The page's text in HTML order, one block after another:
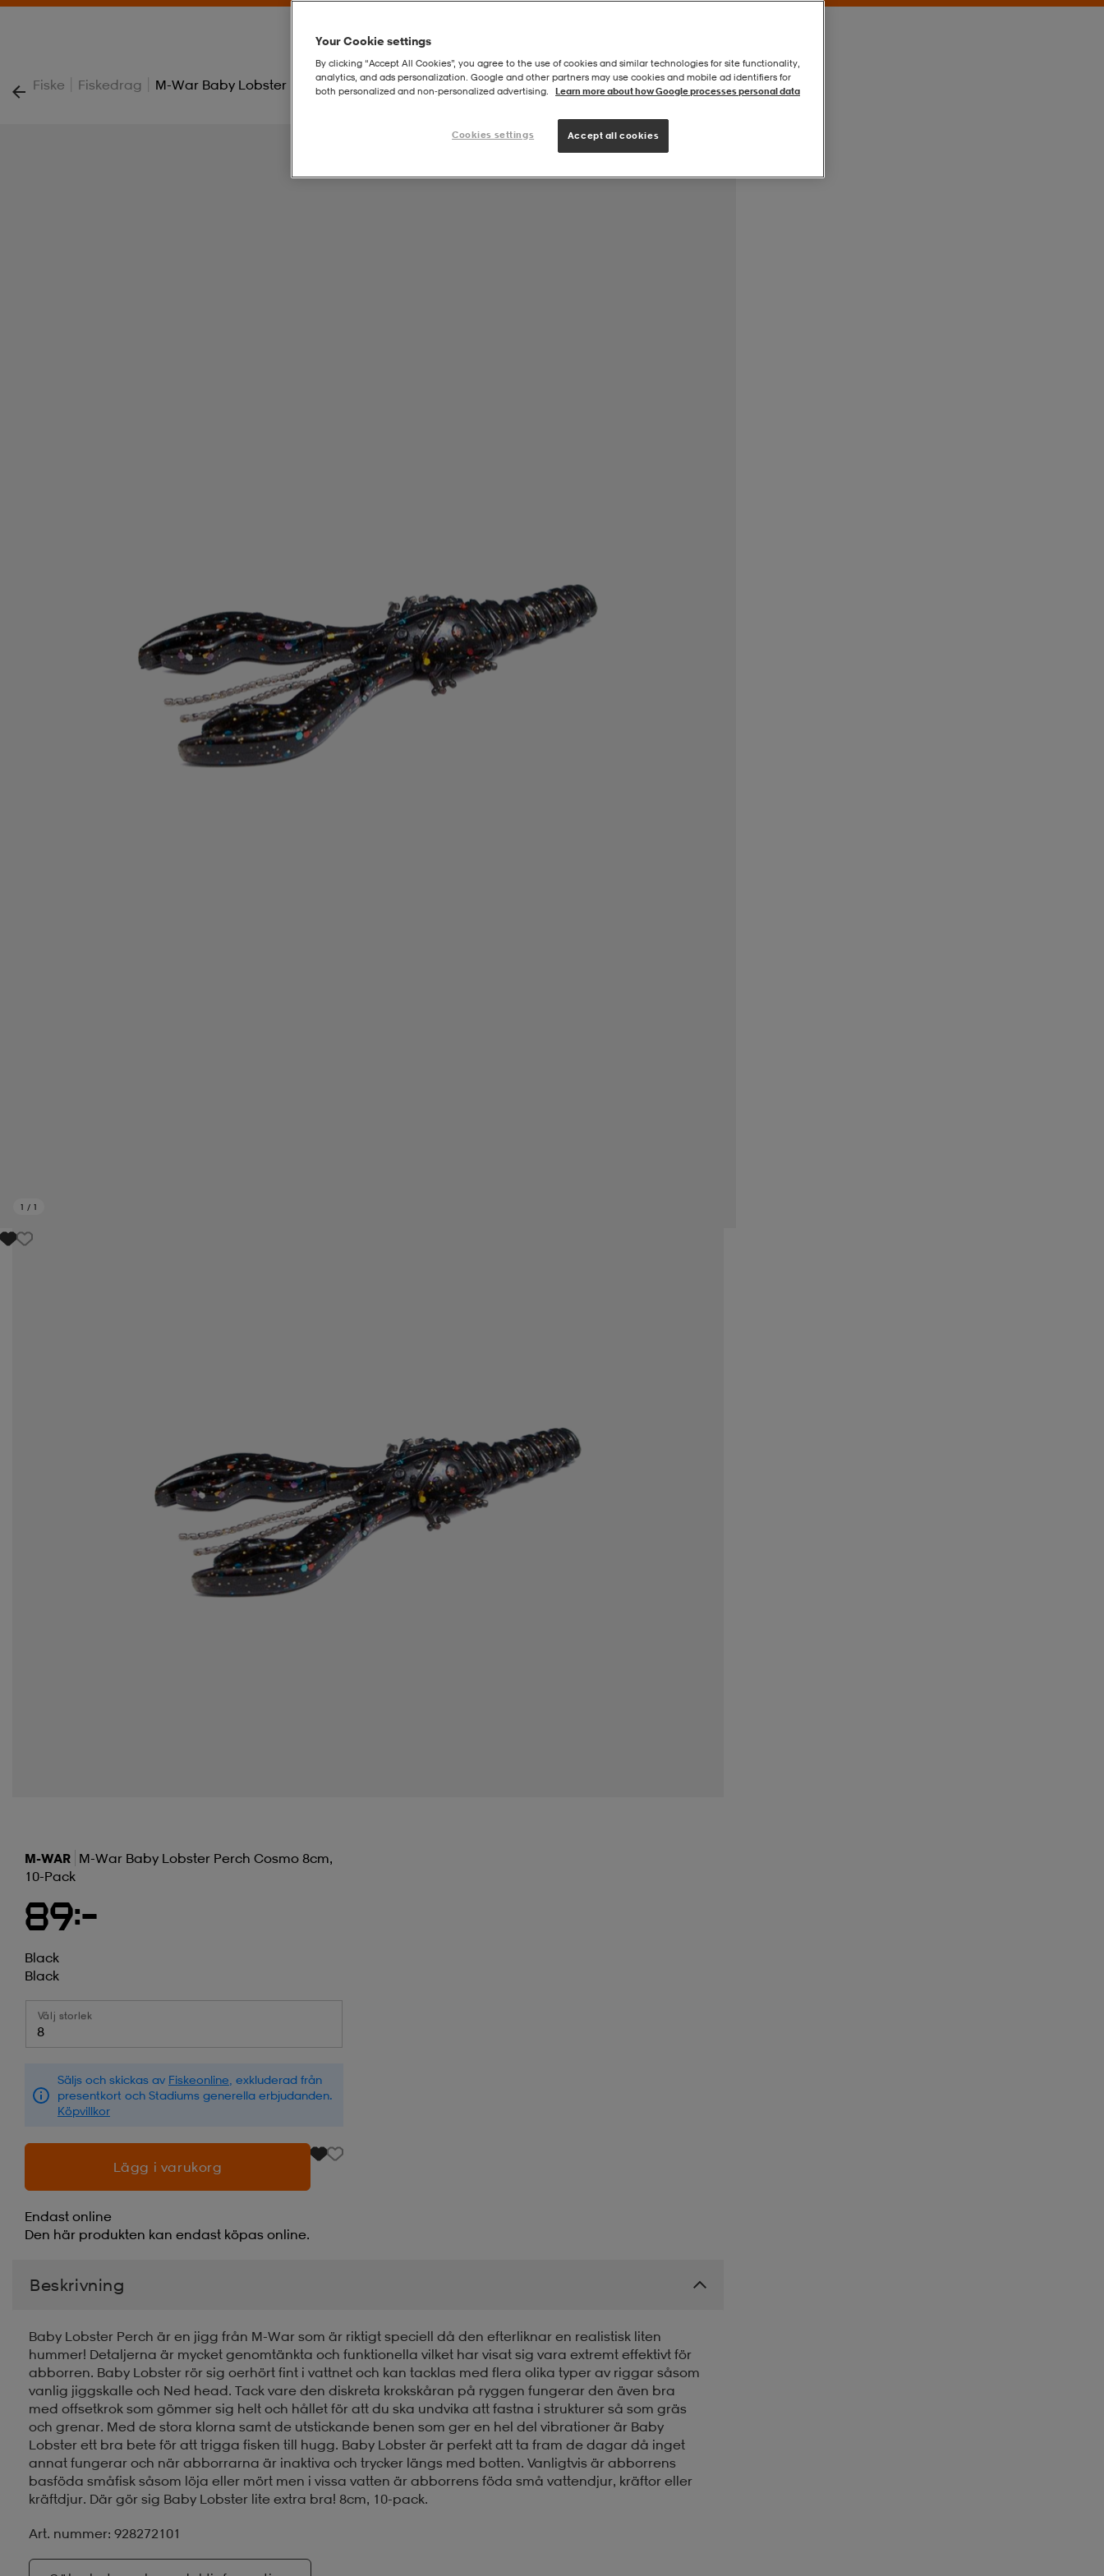
Fiske | Fiskedrag | M-War Baby Lobster Perch Cosmo 8cm, 10-Pack
1 / 1
M-WAR M-War Baby Lobster Perch Cosmo 8cm,
10-Pack
89:-
Black
Black
Välj storlek
8
Säljs och skickas av Fiskeonline , exkluderad från
presentkort och Stadiums generella erbjudanden.
Köpvillkor
Lägg i varukorg
Endast online
Den här produkten kan endast köpas online.
Beskrivning
Baby Lobster Perch är en jigg från M-War som är riktigt speciell då den efterliknar en realistisk liten
hummer! Detaljerna är mycket genomtänkta och funktionella vilket har visat sig vara extremt effektivt för
abborren. Baby Lobster rör sig oerhört fint i vattnet och kan tacklas med flera olika typer av riggar såsom
vanlig jiggskalle och Ned head. Tack vare den diskreta krokskåran på ryggen fungerar den även bra
med offsetkrok som gömmer sig helt och hållet för att du ska undvika att fastna i strukturer så som gräs
och grenar. Med de stora klorna samt de utstickande benen som ger en hel del vibrationer är Baby
Lobster ett bra bete för att trigga fisken till hugg. Baby Lobster är perfekt att ta fram de dagar då inget
annat fungerar och när abborrarna är inaktiva och trycker längs med botten. Vanligtvis är abborrens
basföda småfisk såsom löja eller mört men i vissa vatten är abborrens föda små vattendjur, kräftor eller
kräftdjur. Där gör sig Baby Lobster lite extra bra! 8cm, 10-pack.
Art. nummer: 928272101
Your Cookie settings
By clicking “Accept All Cookies”, you agree to the use of cookies and similar technologies for site functionality,
analytics, and ads personalization. Google and other partners may use cookies and mobile ad identifiers for
both personalized and non‑personalized advertising.
Learn more about how Google processes personal data
Cookies settings Accept all cookies